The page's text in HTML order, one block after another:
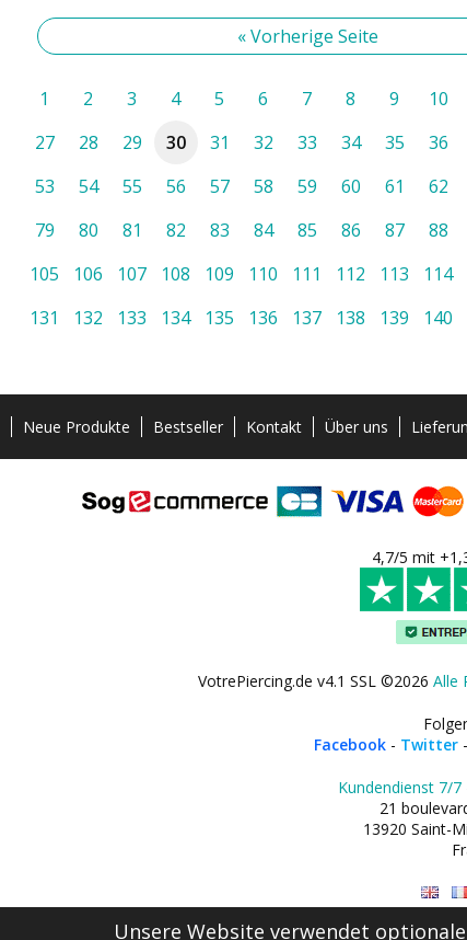
« Vorherige Seite
1 2 3 4 5 6 7 8 9 10
27
28 29 30 31 32 33 34 35 36
53
54 55 56 57 58 59 60 61 62
79
80 81 82 83 84 85 86 87 88
105
106 107 108 109 110 111 112 113 114
131
132 133 134 135 136 137 138 139 140
Neue Produkte Bestseller Kontakt Über uns
4,7/5 mit
VotrePiercing.de v4.1 SSL ©2026 Alle
Facebook - Twitter -
Kundendienst 7/7
21
13920 Saint-
Unsere Website verwendet